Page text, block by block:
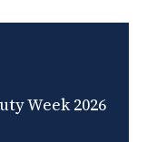
Week 2026